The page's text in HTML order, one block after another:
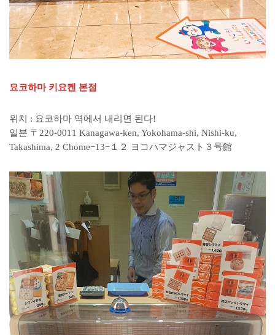
요코하마 키요켄 본점
위치 : 요코하마 역에서 내리면 된다!
일본 〒220-0011 Kanagawa-ken, Yokohama-shi, Nishi-ku,
Takashima, 2 Chome−13−１２ ヨコハマジャスト３号館